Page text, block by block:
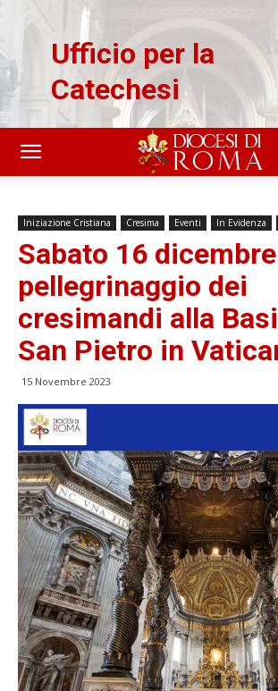
Ufficio per la
Catechesi
Iniziazione Cristiana Cresima Eventi In Evidenza
Sabato 16
pellegrinaggio dei
cresimandi alla
San Pietro in
15 Novembre 2023